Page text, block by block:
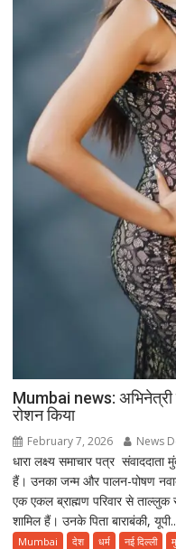
Mumbai news: अभिनेत्री
रोशन किया
February 7, 2026 News
धारा लक्ष्य समाचार पत्र
हैं। उनका जन्म और पालन-पोषण
एक एकल ब्राह्मण परिवार से
शामिल हैं। उनके पिता बाराबंकी,
Mumbai देश धर्म नई दिल्ली